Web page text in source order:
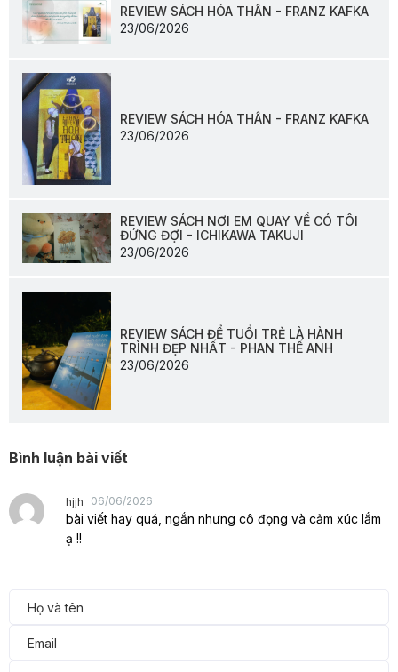
REVIEW SÁCH HÓA THÂN - FRANZ KAFKA
23/06/2026
REVIEW SÁCH HÓA THÂN - FRANZ KAFKA
23/06/2026
REVIEW SÁCH NƠI EM QUAY VỀ CÓ TÔI
ĐỨNG ĐỢI - ICHIKAWA TAKUJI
23/06/2026
REVIEW SÁCH ĐỂ TUỔI TRẺ LÀ HÀNH
TRÌNH ĐẸP NHẤT - PHAN THẾ ANH
23/06/2026
Bình luận bài viết
hjjh 06/06/2026
bài viết hay quá, ngắn nhưng cô đọng và cảm xúc lắm
ạ !!